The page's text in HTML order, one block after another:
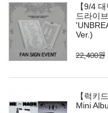
【9/4
드라이
Ver.)
22,400원
【럭키
Mini